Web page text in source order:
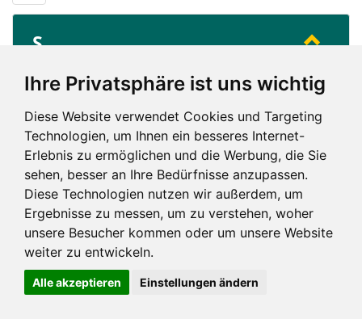
Ihre Privatsphäre ist uns wichtig
Diese Website verwendet Cookies und Targeting
Technologien, um Ihnen ein besseres Internet-
Erlebnis zu ermöglichen und die Werbung, die Sie
sehen, besser an Ihre Bedürfnisse anzupassen.
Diese Technologien nutzen wir außerdem, um
Ergebnisse zu messen, um zu verstehen, woher
unsere Besucher kommen oder um unsere Website
weiter zu entwickeln.
Alle akzeptieren Einstellungen ändern
S...
S
Impressum und mehr